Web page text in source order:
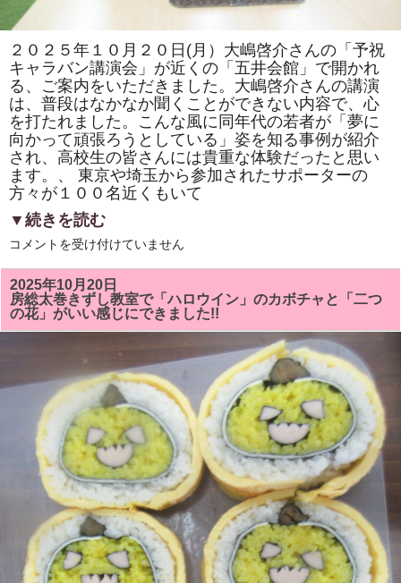
す！！
は
２０２５年１０月２０日(月）大嶋啓介さんの「予祝
キャラバン講演会」が近くの「五井会館」で開かれ
る、ご案内をいただきました。大嶋啓介さんの講演
は、普段はなかなか聞くことができない内容で、心
を打たれました。こんな風に同年代の若者が「夢に
向かって頑張ろうとしている」姿を知る事例が紹介
され、高校生の皆さんには貴重な体験だったと思い
ます。、 東京や埼玉から参加されたサポーターの
方々が１００名近くもいて
▼続きを読む
メ
タ
ル
ト
レ
ー
ナ
コメントを受け付けていません
2025年10月20日
房総太巻きずし教室で「ハロウイン」のカボチャと「二つ
の花」がいい感じにできました!!